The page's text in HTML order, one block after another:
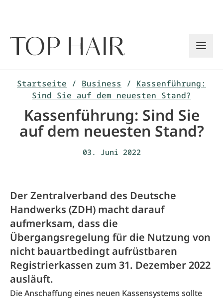
Startseite / Business / Kassenführung:
Sind Sie auf dem neuesten Stand?
Kassenführung: Sind Sie
auf dem neuesten Stand?
03. Juni 2022
Der Zentralverband des Deutsche
Handwerks (ZDH) macht darauf
aufmerksam, dass die
Übergangsregelung für die Nutzung von
nicht bauartbedingt aufrüstbaren
Registrierkassen zum 31. Dezember 2022
ausläuft.
Die Anschaffung eines neuen Kassensystems sollte